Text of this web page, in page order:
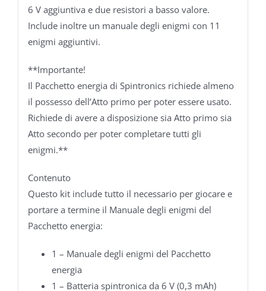
6 V aggiuntiva e due resistori a basso valore.
Include inoltre un manuale degli enigmi con 11
enigmi aggiuntivi.
**Importante!
Il Pacchetto energia di Spintronics richiede almeno
il possesso dell’Atto primo per poter essere usato.
Richiede di avere a disposizione sia Atto primo sia
Atto secondo per poter completare tutti gli
enigmi.**
Contenuto
Questo kit include tutto il necessario per giocare e
portare a termine il Manuale degli enigmi del
Pacchetto energia:
1 – Manuale degli enigmi del Pacchetto
energia
1 – Batteria spintronica da 6 V (0,3 mAh)